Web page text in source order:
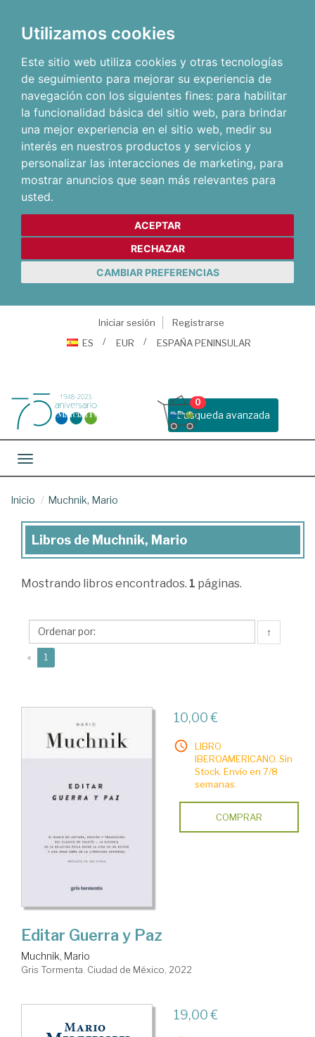
Utilizamos cookies
Este sitio web utiliza cookies y otras tecnologías
de seguimiento para mejorar su experiencia de
navegación con los siguientes fines: para habilitar
la funcionalidad básica del sitio web, para brindar
una mejor experiencia en el sitio web, medir su
interés en nuestros productos y servicios y
personalizar las interacciones de marketing, para
mostrar anuncios que sean más relevantes para
usted.
ACEPTAR
RECHAZAR
CAMBIAR PREFERENCIAS
Iniciar sesión
Registrarse
ES
EUR ESPAÑA PENINSULAR
Busqueda avanzada
0
Toggle navigation
Inicio Muchnik, Mario
Libros
Muchnik,
Libros de Muchnik, Mario
Mostrando libros encontrados. 1 páginas.
↑
« 1
10,00 €
LIBRO
IBEROAMERICANO. Sin
Stock. Envío en 7/8
semanas.
COMPRAR
Editar Guerra y Paz
Muchnik, Mario
Gris Tormenta. Ciudad de México, 2022
19,00 €